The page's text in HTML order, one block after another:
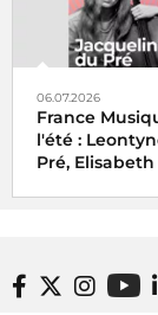
06.07.2026
France
l'été :
Pré,